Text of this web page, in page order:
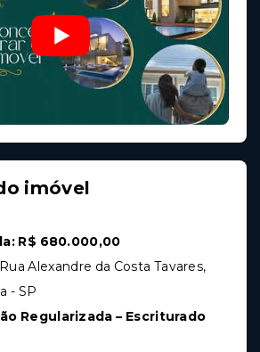
imóvel
R$ 680.000,00
Rua Alexandre da Costa Tavares,
- SP
Regularizada – Escriturado